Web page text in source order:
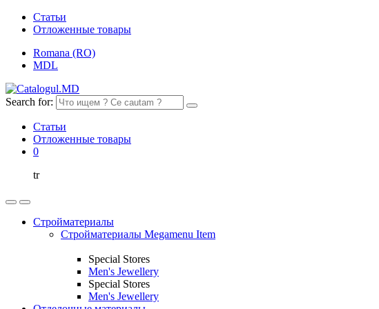
Статьи
Отложенные товары
Romana (RO)
MDL
Search for:
Статьи
Отложенные товары
0
tr
Стройматериалы
Стройматериалы Megamenu Item
Special Stores
Men's Jewellery
Special Stores
Men's Jewellery